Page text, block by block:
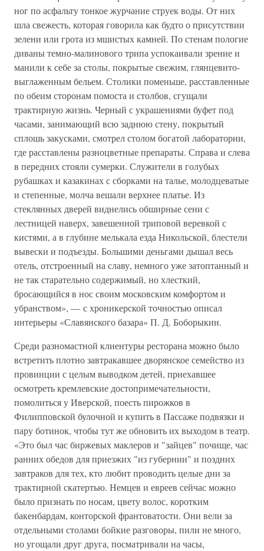
ног по асфальту тонкое журчание струек воды. От них
шла свежесть, которая говорила как будто о присутствии
зелени или грота из мшистых камней. По стенам пологие
диваны темно-малинового трипа успокаивали зрение и
манили к себе за столы, покрытые свежим, глянцевито-
выглаженным бельем. Столики поменьше, расставленные
по обеим сторонам помоста и столбов, сгущали
трактирную жизнь. Черный с украшениями буфет под
часами, занимающий всю заднюю стену, покрытый
сплошь закусками, смотрел столом богатой лаборатории,
где расставлены разноцветные препараты. Справа и слева
в передних стояли сумерки. Служители в голубых
рубашках и казакинах с сборками на талье, молодцеватые
и степенные, молча вешали верхнее платье. Из
стеклянных дверей виднелись обширные сени с
лестницей наверх, завешенной триповой веревкой с
кистями, а в глубине мелькала езда Никольской, блестели
вывески и подъезды. Большими деньгами дышал весь
отель, отстроенный на славу, немного уже затоптанный и
не так старательно содержимый, но хлесткий,
бросающийся в нос своим московским комфортом и
убранством», — с хроникерской точностью описал
интерьеры «Славянского базара» П. Д. Боборыкин.
Среди разномастной клиентуры ресторана можно было
встретить плотно завтракавшее дворянское семейство из
провинции с целым выводком детей, приехавшее
осмотреть кремлевские достопримечательности,
помолиться у Иверской, поесть пирожков в
Филипповской булочной и купить в Пассаже подвязки и
пару ботинок, чтобы тут же обновить их выходом в театр.
«Это был час биржевых маклеров и "зайцев" почище, час
ранних обедов для приезжих "из губернии" и поздних
завтраков для тех, кто любит проводить целые дни за
трактирной скатертью. Немцев и евреев сейчас можно
было признать по носам, цвету волос, коротким
бакенбардам, конторской франтоватости. Они вели за
отдельными столами бойкие разговоры, пили не много,
но угощали друг друга, посматривали на часы,